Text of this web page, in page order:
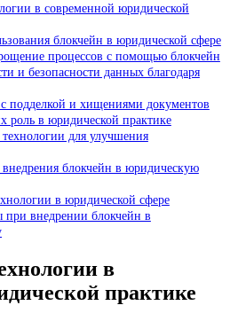
в современной юридической
блокчейн в юридической сфере
процессов с помощью блокчейн
и безопасности данных благодаря
подделкой и хищениями документов
роль в юридической практике
для улучшения
блокчейн в юридическую
в юридической сфере
внедрении блокчейн в
в
практике